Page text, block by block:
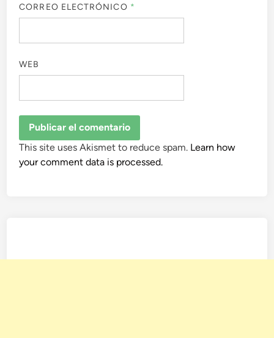
CORREO ELECTRÓNICO *
WEB
This site uses Akismet to reduce spam. Learn how
your comment data is processed.